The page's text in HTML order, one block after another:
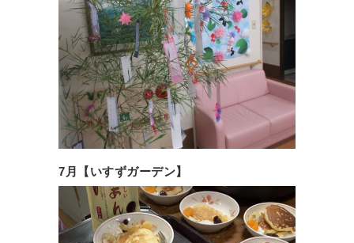
7月【いすずガーデン】